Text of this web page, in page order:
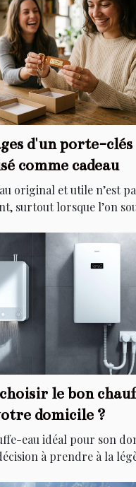
d'un porte-clés
comme cadeau
original et utile n’est
surtout lorsque l’on
le bon
domicile ?
eau idéal pour son
à prendre à la